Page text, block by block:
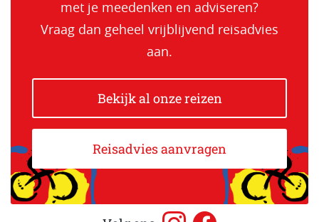
met je meedenken en adviseren?
Vraag dan geheel vrijblijvend reisadvies
aan.
Bekijk al onze reizen
Reisadvies aanvragen